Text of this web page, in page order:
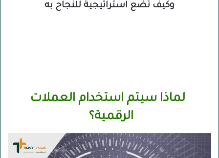
وكيف تضع استراتيجية للنجاح به
لماذا سيتم استخدام العملات
الرقمية؟